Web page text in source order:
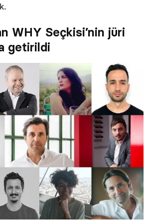
WHY Seçkisi’nin jüri
getirildi